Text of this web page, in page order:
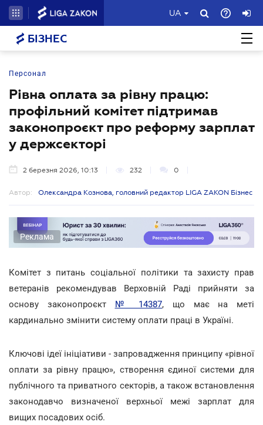
UA
БІЗНЕС
Персонал
Рівна оплата за рівну працю:
профільний комітет підтримав
законопроєкт про реформу зарплат
у держсекторі
2 березня 2026, 10:13 232 0
Автор: Олександра Кознова, головний редактор LIGA ZAKON Бізнес
Реклама
Комітет з питань соціальної політики та захисту прав
ветеранів рекомендував Верховній Раді прийняти за
основу законопроєкт № 14387, що має на меті
кардинально змінити систему оплати праці в Україні.
Ключові ідеї ініціативи - запровадження принципу «рівної
оплати за рівну працю», створення єдиної системи для
публічного та приватного секторів, а також встановлення
законодавчо визначеної верхньої межі зарплат для
вищих посадових осіб.